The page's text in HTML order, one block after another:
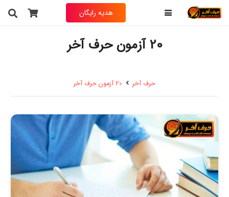
هدیه رایگان
20 آزمون حرف آخر
حرف آخر 20 آزمون حرف آخر